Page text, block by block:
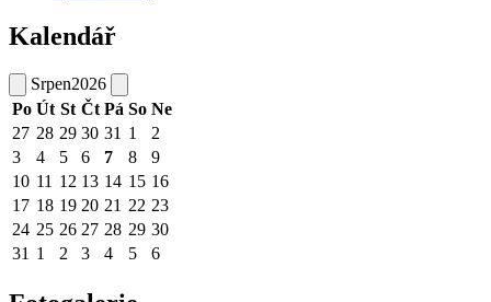
Kalendář
Srpen2026
Po Út St Čt Pá So Ne
27 28 29 30 31 1
2
3
4 5 6 7 8
9
10 11 12 13 14 15 16
17 18 19 20 21 22 23
24 25 26 27 28 29 30
31 1 2 3 4 5 6